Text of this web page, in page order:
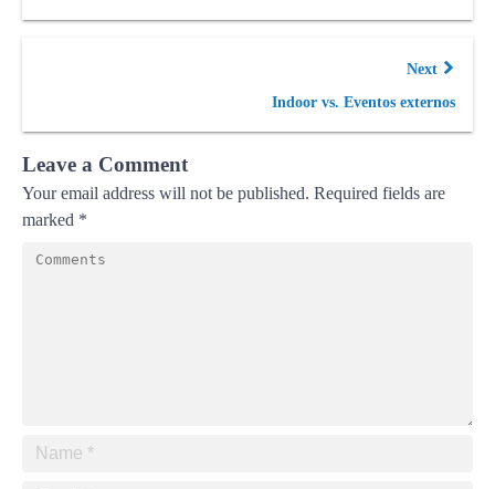
Next
Indoor vs. Eventos externos
Leave a Comment
Your email address will not be published. Required fields are
marked *